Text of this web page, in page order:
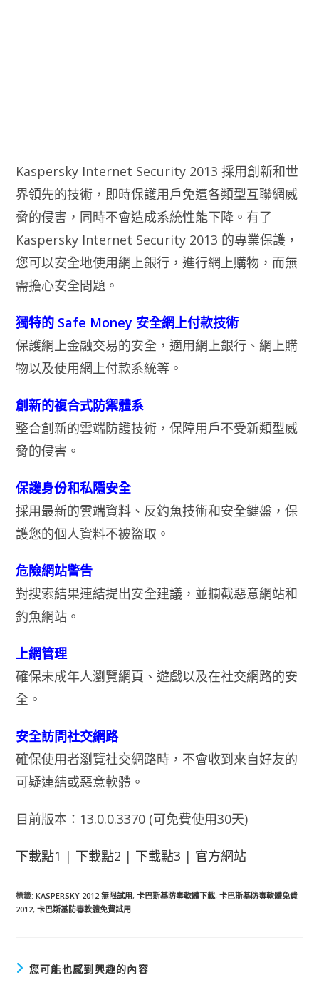
Kaspersky Internet Security 2013 採用創新和世
界領先的技術，即時保護用戶免遭各類型互聯網威
脅的侵害，同時不會造成系統性能下降。有了
Kaspersky Internet Security 2013 的專業保護，
您可以安全地使用網上銀行，進行網上購物，而無
需擔心安全問題。
獨特的 Safe Money 安全網上付款技術
保護網上金融交易的安全，適用網上銀行、網上購
物以及使用網上付款系統等。
創新的複合式防禦體系
整合創新的雲端防護技術，保障用戶不受新類型威
脅的侵害。
保護身份和私隱安全
採用最新的雲端資料、反釣魚技術和安全鍵盤，保
護您的個人資料不被盜取。
危險網站警告
對搜索結果連結提出安全建議，並攔截惡意網站和
釣魚網站。
上網管理
確保未成年人瀏覽網頁、遊戲以及在社交網路的安
全。
安全訪問社交網路
確保使用者瀏覽社交網路時，不會收到來自好友的
可疑連結或惡意軟體。
目前版本：13.0.0.3370 (可免費使用30天)
下載點1 | 下載點2 | 下載點3 | 官方網站
標籤:KASPERSKY 2012 無限試用, 卡巴斯基防毒軟體下載, 卡巴斯基防毒軟體免費
2012, 卡巴斯基防毒軟體免費試用
您可能也感到興趣的內容